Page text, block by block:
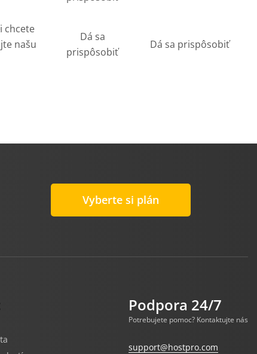
chcete
našu
Dá sa
prispôsobiť
Dá sa prispôsobiť
Vyberte si plán
Podpora 24/7
Potrebujete pomoc? Kontaktujte nás
support@hostpro.com